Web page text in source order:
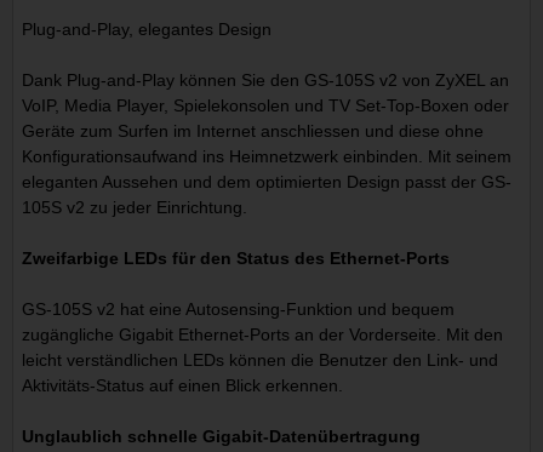
Plug-and-Play, elegantes Design
Dank Plug-and-Play können Sie den GS-105S v2 von ZyXEL an
VoIP, Media Player, Spielekonsolen und TV Set-Top-Boxen oder
Geräte zum Surfen im Internet anschliessen und diese ohne
Konfigurationsaufwand ins Heimnetzwerk einbinden. Mit seinem
eleganten Aussehen und dem optimierten Design passt der GS-
105S v2 zu jeder Einrichtung.
Zweifarbige LEDs für den Status des Ethernet-Ports
GS-105S v2 hat eine Autosensing-Funktion und bequem
zugängliche Gigabit Ethernet-Ports an der Vorderseite. Mit den
leicht verständlichen LEDs können die Benutzer den Link- und
Aktivitäts-Status auf einen Blick erkennen.
Unglaublich schnelle Gigabit-Datenübertragung